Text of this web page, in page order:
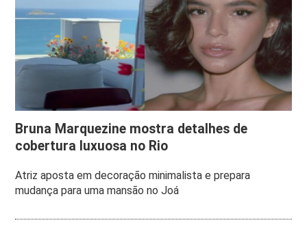
Bruna Marquezine mostra detalhes de
cobertura luxuosa no Rio
Atriz aposta em decoração minimalista e prepara
mudança para uma mansão no Joá